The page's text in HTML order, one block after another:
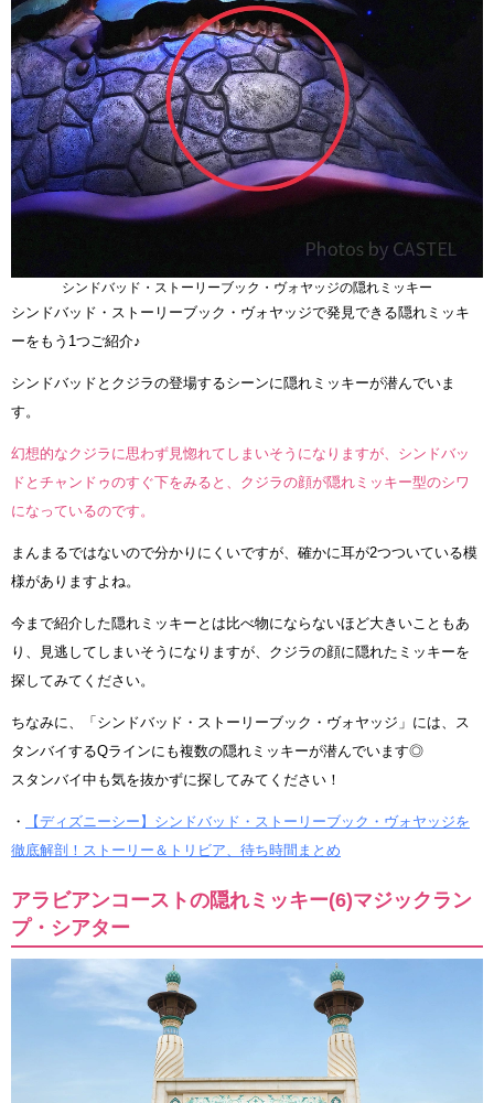
シンドバッド・ストーリーブック・ヴォヤッジの隠れミッキー
シンドバッド・ストーリーブック・ヴォヤッジで発見できる隠れミッキ
ーをもう1つご紹介♪
シンドバッドとクジラの登場するシーンに隠れミッキーが潜んでいま
す。
幻想的なクジラに思わず見惚れてしまいそうになりますが、シンドバッ
ドとチャンドゥのすぐ下をみると、クジラの顔が隠れミッキー型のシワ
になっているのです。
まんまるではないので分かりにくいですが、確かに耳が2つついている模
様がありますよね。
今まで紹介した隠れミッキーとは比べ物にならないほど大きいこともあ
り、見逃してしまいそうになりますが、クジラの顔に隠れたミッキーを
探してみてください。
ちなみに、「シンドバッド・ストーリーブック・ヴォヤッジ」には、ス
タンバイするQラインにも複数の隠れミッキーが潜んでいます◎
スタンバイ中も気を抜かずに探してみてください！
・
【ディズニーシー】シンドバッド・ストーリーブック・ヴォヤッジを
徹底解剖！ストーリー＆トリビア、待ち時間まとめ
アラビアンコーストの隠れミッキー(6)マジックラン
プ・シアター